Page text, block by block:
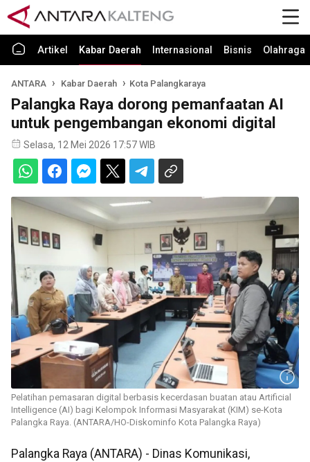
Artikel Kabar Daerah Internasional Bisnis Olahraga
ANTARA Kabar Daerah Kota Palangkaraya
Palangka Raya dorong pemanfaatan AI
untuk pengembangan ekonomi digital
Selasa, 12 Mei 2026 17:57 WIB
Pelatihan pemasaran digital berbasis kecerdasan buatan atau Artificial
Intelligence (AI) bagi Kelompok Informasi Masyarakat (KIM) se-Kota
Palangka Raya. (ANTARA/HO-Diskominfo Kota Palangka Raya)
Palangka Raya (ANTARA) - Dinas Komunikasi,